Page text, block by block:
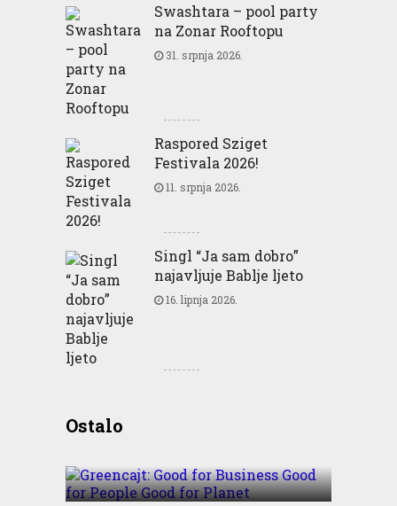
Swashtara – pool party
na Zonar Rooftopu
31. srpnja 2026.
Raspored Sziget
Festivala 2026!
11. srpnja 2026.
Singl “Ja sam dobro”
najavljuje Bablje ljeto
16. lipnja 2026.
OstaloBusiness Good for People